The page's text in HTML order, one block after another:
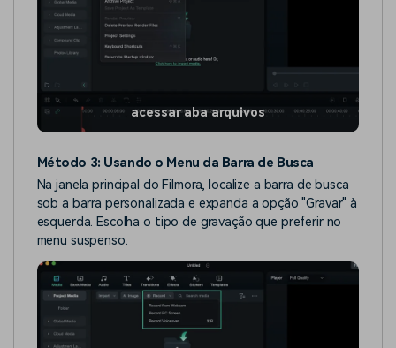
acessar aba arquivos
Método 3: Usando o Menu da Barra de Busca
Na janela principal do Filmora, localize a barra de busca
sob a barra personalizada e expanda a opção "Gravar" à
esquerda. Escolha o tipo de gravação que preferir no
menu suspenso.